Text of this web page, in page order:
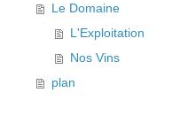
Le Domaine
L'Exploitation
Nos Vins
plan